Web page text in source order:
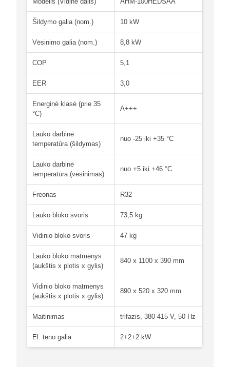
Šildymo galia (nom.) 10 kW
Vėsinimo galia (nom.) 8,8 kW
COP 5,1
EER 3,0
Energinė klasė (prie 35
°C)
A+++
Lauko darbinė
temperatūra (šildymas)
nuo -25 iki +35 °C
Lauko darbinė
temperatūra (vėsinimas)
nuo +5 iki +46 °C
Freonas R32
Lauko bloko svoris 73,5 kg
Vidinio bloko svoris 47 kg
Lauko bloko matmenys
(aukštis x plotis x gylis)
840 x 1100 x 390 mm
Vidinio bloko matmenys
(aukštis x plotis x gylis)
890 x 520 x 320 mm
Maitinimas trifazis, 380-415 V, 50 Hz
El. teno galia 2+2+2 kW